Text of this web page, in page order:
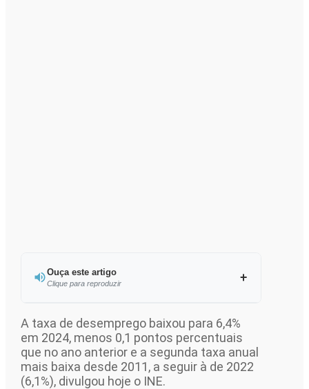
Ouça este artigo
Clique para reproduzir
Ouvir este artigo
A taxa de desemprego baixou para 6,4%
em 2024, menos 0,1 pontos percentuais
que no ano anterior e a segunda taxa anual
mais baixa desde 2011, a seguir à de 2022
(6,1%), divulgou hoje o INE.